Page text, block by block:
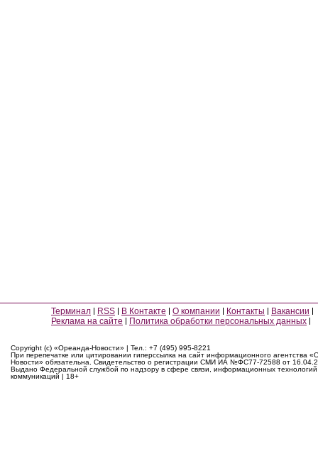
Терминал RSS В Контакте О компании Контакты
Вакансии
Реклама на сайте
Политика обработки персональных данных
Copyright (c) «Ореанда-Новости» | Тел.: +7 (495) 995-8221
При перепечатке или цитировании гиперссылка на сайт информационного агентства
Новости» обязательна. Свидетельство о регистрации СМИ ИА №ФС77-72588 от
Выдано Федеральной службой по надзору в сфере связи, информационных
коммуникаций | 18+